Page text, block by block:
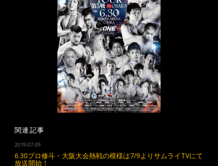
関連記事
2019-07-09
6.30プロ修斗・大阪大会熱戦の模様は7/9よりサムライTVにて
放送開始！